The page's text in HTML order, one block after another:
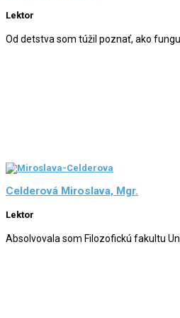
Lektor
Od detstva som túžil poznať, ako
Celderová Miroslava, Mgr.
Lektor
Absolvovala som Filozofickú fakultu